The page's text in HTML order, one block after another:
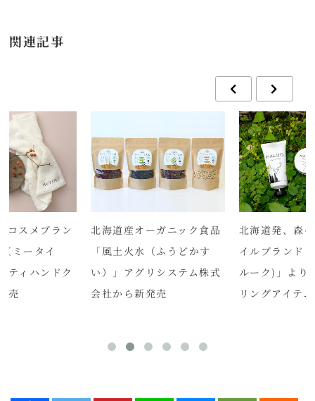
関連記事
コスメブラン
ミータイ
ティハンドク
売
北海道産オーガニック食品
「風土火水（ふうどかす
い）」アグリシステム株式
会社から新発売
北海道発、森
イルブランド
ルーク)」より
リングアイテ